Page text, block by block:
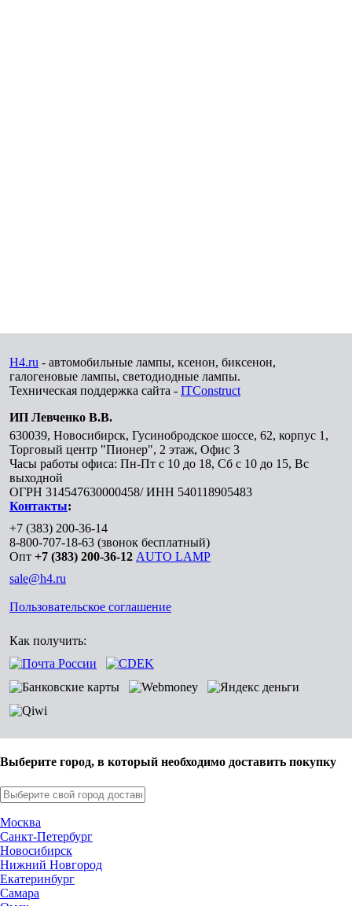
H4.ru - автомобильные лампы, ксенон, биксенон,
галогеновые лампы, светодиодные лампы.
Техническая поддержка сайта - ITConstruct
ИП Левченко В.В.
630039, Новосибирск, Гусинобродское шоссе, 62, корпус 1,
Торговый центр "Пионер", 2 этаж, Офис 3
Часы работы офиса: Пн-Пт с 10 до 18, Сб с 10 до 15, Вс
выходной
ОГРН 314547630000458/ ИНН 540118905483
Контакты:
+7 (383) 200-36-14
8-800-707-18-63 (звонок бесплатный)
Опт +7 (383) 200-36-12 AUTO LAMP
sale@h4.ru
Пользовательское соглашение
Как получить:
Выберите город, в который необходимо доставить покупку
Москва
Санкт-Петербург
Новосибирск
Нижний Новгород
Екатеринбург
Самара